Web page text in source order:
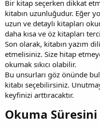
Bir kitap seçerken dikkat
kitabın uzunluğudur. Eğer
uzun ve detaylı kitapları
daha kısa ve öz kitapları
Son olarak, kitabın yazım
etmelisiniz. Size hitap
okumak sıkıcı olabilir.
Bu unsurları göz önünde
kitabı seçebilirsiniz.
keyfinizi arttıracaktır.
Okuma